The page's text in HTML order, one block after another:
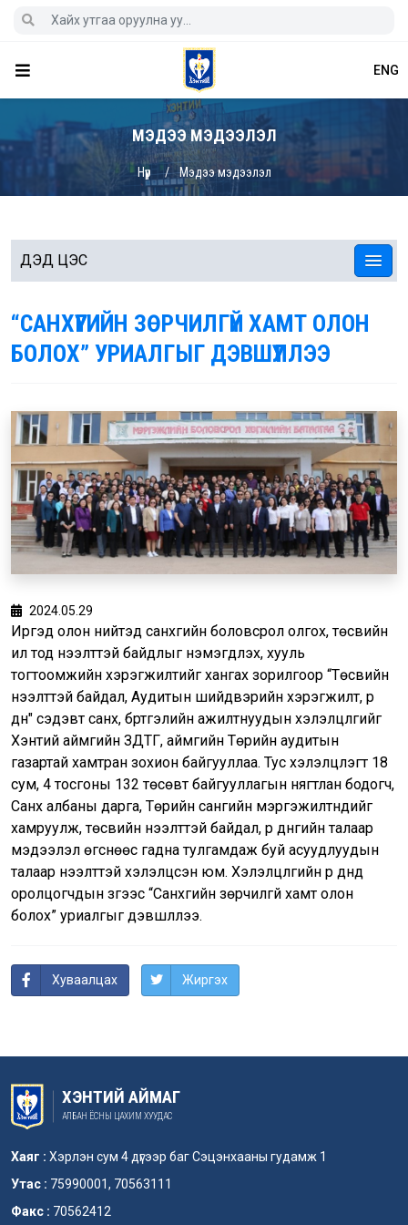
ENG
МЭДЭЭ МЭДЭЭЛЭЛ
Нүүр Мэдээ мэдээлэл
ДЭД ЦЭС
“САНХҮҮГИЙН ЗӨРЧИЛГҮЙ ХАМТ ОЛОН
БОЛОХ” УРИАЛГЫГ ДЭВШҮҮЛЛЭЭ
2024.05.29
Иргэд олон нийтэд санхүүгийн боловсрол олгох, төсвийн
ил тод нээлттэй байдлыг нэмэгдүүлэх, хууль
тогтоомжийн хэрэгжилтийг хангах зорилгоор “Төсвийн
нээлттэй байдал, Аудитын шийдвэрийн хэрэгжилт, үр
дүн" сэдэвт санхүү, бүртгэлийн ажилтнуудын хэлэлцүүлгийг
Хэнтий аймгийн ЗДТГ, аймгийн Төрийн аудитын
газартай хамтран зохион байгууллаа. Тус хэлэлцүүлэгт 18
сум, 4 тосгоны 132 төсөвт байгууллагын нягтлан бодогч,
Санхүү албаны дарга, Төрийн сангийн мэргэжилтнүүдийг
хамруулж, төсвийн нээлттэй байдал, үр дүнгийн талаар
мэдээлэл өгснөөс гадна тулгамдаж буй асуудлуудын
талаар нээлттэй хэлэлцсэн юм. Хэлэлцүүлгийн үр дүнд
оролцогчдын зүгээс “Санхүүгийн зөрчилгүй хамт олон
болох” уриалгыг дэвшүүллээ.
Хуваалцах Жиргэх
ХЭНТИЙ АЙМАГ
АЛБАН ЁСНЫ ЦАХИМ ХУУДАС
Хаяг : Хэрлэн сум 4 дүгээр баг Сэцэнхааны гудамж 1
Утас : 75990001, 70563111
Факс : 70562412